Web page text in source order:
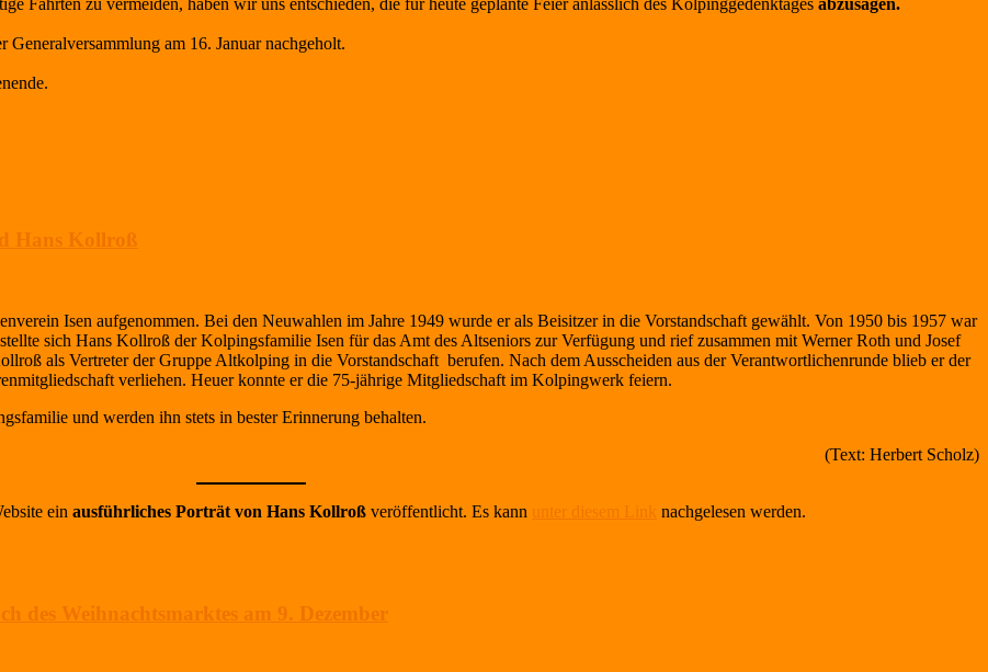
Fahrten zu vermeiden, haben wir uns entschieden, die für heute geplante Feier anlässlich des Kolpinggedenktages abzusagen.
am 16. Januar nachgeholt.
Hans Kollroß
Isen aufgenommen. Bei den Neuwahlen im Jahre 1949 wurde er als Beisitzer in die Vorstandschaft gewählt. Von 1950 bis 1957 war
sich Hans Kollroß der Kolpingsfamilie Isen für das Amt des Altseniors zur Verfügung und rief zusammen mit Werner Roth und Josef
als Vertreter der Gruppe Altkolping in die Vorstandschaft berufen. Nach dem Ausscheiden aus der Verantwortlichenrunde blieb er der
verliehen. Heuer konnte er die 75-jährige Mitgliedschaft im Kolpingwerk feiern.
und werden ihn stets in bester Erinnerung behalten.
(Text: Herbert Scholz)
ein ausführliches Porträt von Hans Kollroß veröffentlicht. Es kann unter diesem Link nachgelesen werden.
des Weihnachtsmarktes am 9. Dezember